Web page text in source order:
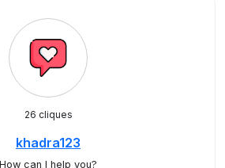
26 cliques
khadra123
How can I help you?